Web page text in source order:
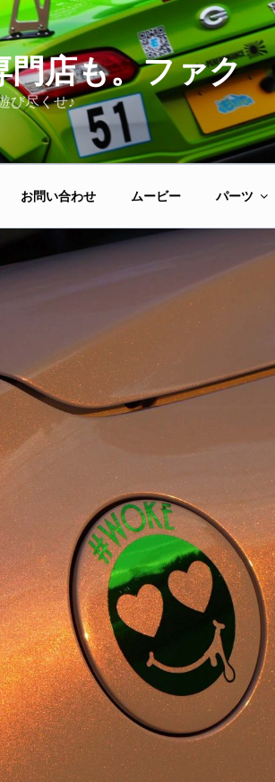
門店も。ファク
び尽くせ♪
お問い合わせ ムービー パーツ